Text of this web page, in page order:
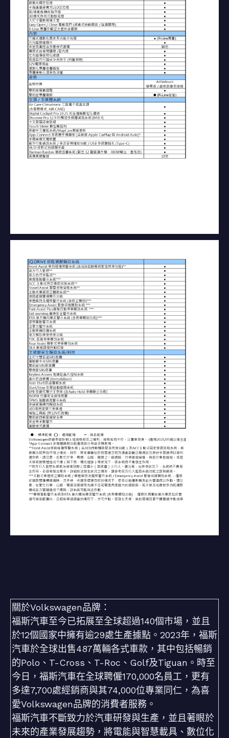
關於Volkswagen品牌：
福斯汽車至今已拓展至全球超過140個市場，並且
於12個國家中擁有逾29處生產據點。2023年，福斯
汽車於全球出售487萬輛各式車款，其中包括暢銷
的Polo、T-Cross、T-Roc、Golf及Tiguan。時至
今日，福斯汽車在全球聘僱170,000名員工，更有
多達7,700處經銷商與其74,000位專業同仁，為喜
愛Volkswagen品牌的消費者服務。
福斯汽車不斷致力於汽車研發與生產，並且著眼於
未來的產業發展趨勢，將電能與智慧載具、數位化